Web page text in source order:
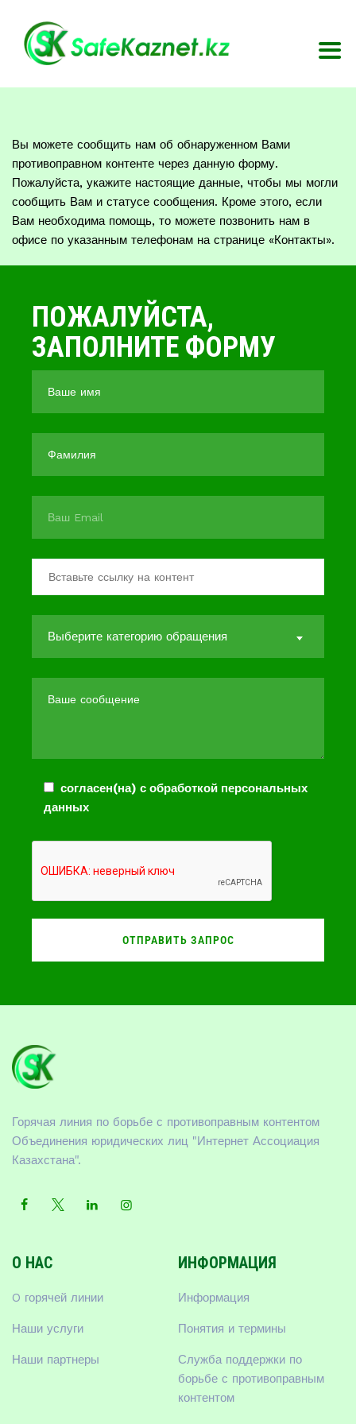
Вы можете сообщить нам об обнаруженном Вами
противоправном контенте через данную форму.
Пожалуйста, укажите настоящие данные, чтобы мы могли
сообщить Вам и статусе сообщения. Кроме этого, если
Вам необходима помощь, то можете позвонить нам в
офисе по указанным телефонам на странице «Контакты».
ПОЖАЛУЙСТА,
ЗАПОЛНИТЕ ФОРМУ
Выберите категорию обращения
согласен(на) с обработкой персональных
данных
Горячая линия по борьбе с противоправным контентом
Объединения юридических лиц "Интернет Ассоциация
Казахстана".
О НАС
O горячей линии
Наши услуги
Наши партнеры
ИНФОРМАЦИЯ
Информация
Понятия и термины
Служба поддержки по
борьбе с противоправным
контентом